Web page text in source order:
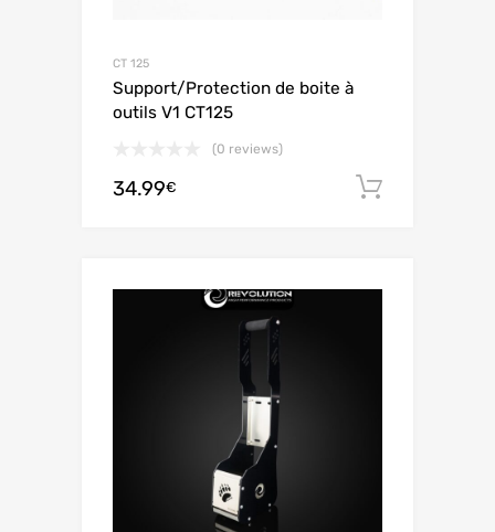
CT 125
Support/Protection de boite à
outils V1 CT125
(0 reviews)
34.99€